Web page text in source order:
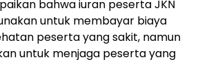
bahwa iuran peserta JKN
untuk membayar biaya
peserta yang sakit, namun
untuk menjaga peserta yang